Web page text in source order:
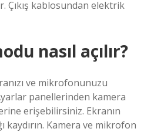
kablosundan elektrik
nasıl açılır?
ve mikrofonunuzu
panellerinden kamera
erişebilirsiniz. Ekranın
kaydırın. Kamera ve mikrofon